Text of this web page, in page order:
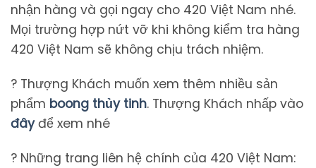
nhận hàng và gọi ngay cho 420 Việt Nam nhé.
Mọi trường hợp nứt vỡ khi không kiểm tra hàng
420 Việt Nam sẽ không chịu trách nhiệm.
? Thượng Khách muốn xem thêm nhiều sản
phẩm boong thủy tinh. Thượng Khách nhấp vào
đâyđể xem nhé
? Những trang liên hệ chính của 420 Việt Nam: